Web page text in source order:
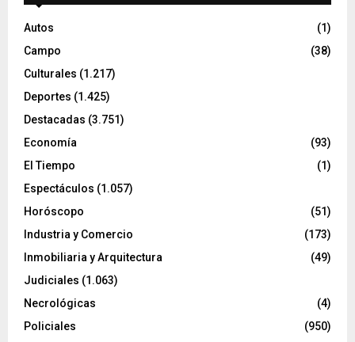
Autos
(1)
Campo
(38)
Culturales (1.217)
Deportes (1.425)
Destacadas (3.751)
Economía
(93)
El Tiempo
(1)
Espectáculos (1.057)
Horóscopo
(51)
Industria y Comercio
(173)
Inmobiliaria y Arquitectura
(49)
Judiciales (1.063)
Necrológicas
(4)
Policiales
(950)